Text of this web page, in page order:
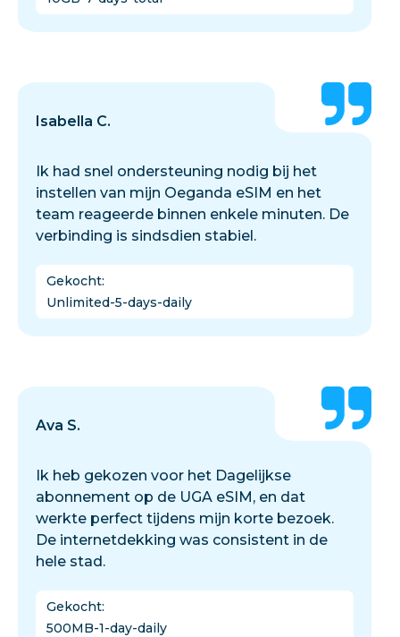
Isabella C.
Ik had snel ondersteuning nodig bij het
instellen van mijn Oeganda eSIM en het
team reageerde binnen enkele minuten. De
verbinding is sindsdien stabiel.
Gekocht:
Unlimited-5-days-daily
Ava S.
Ik heb gekozen voor het Dagelijkse
abonnement op de UGA eSIM, en dat
werkte perfect tijdens mijn korte bezoek.
De internetdekking was consistent in de
hele stad.
Gekocht:
500MB-1-day-daily